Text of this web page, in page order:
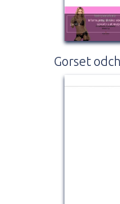
Gorset